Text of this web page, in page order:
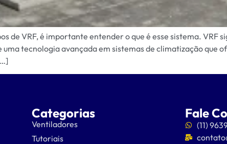
de VRF, é importante entender o que é esse sistema. VRF
tecnologia avançada em sistemas de climatização que
Categorias
Ventiladores
Tutoriais
Fale
(11)